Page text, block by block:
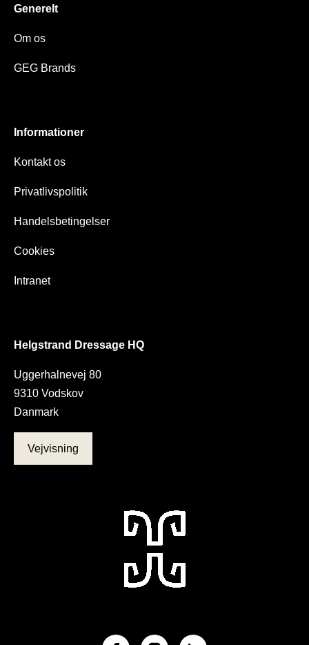
Helgstrand Dressage HQ
Uggerhalnevej 80
9310 Vodskov
Danmark
Vejvisning
Generelt
Om os
GEG Brands
Informationer
Kontakt os
Privatlivspolitik
Handelsbetingelser
Cookies
Intranet